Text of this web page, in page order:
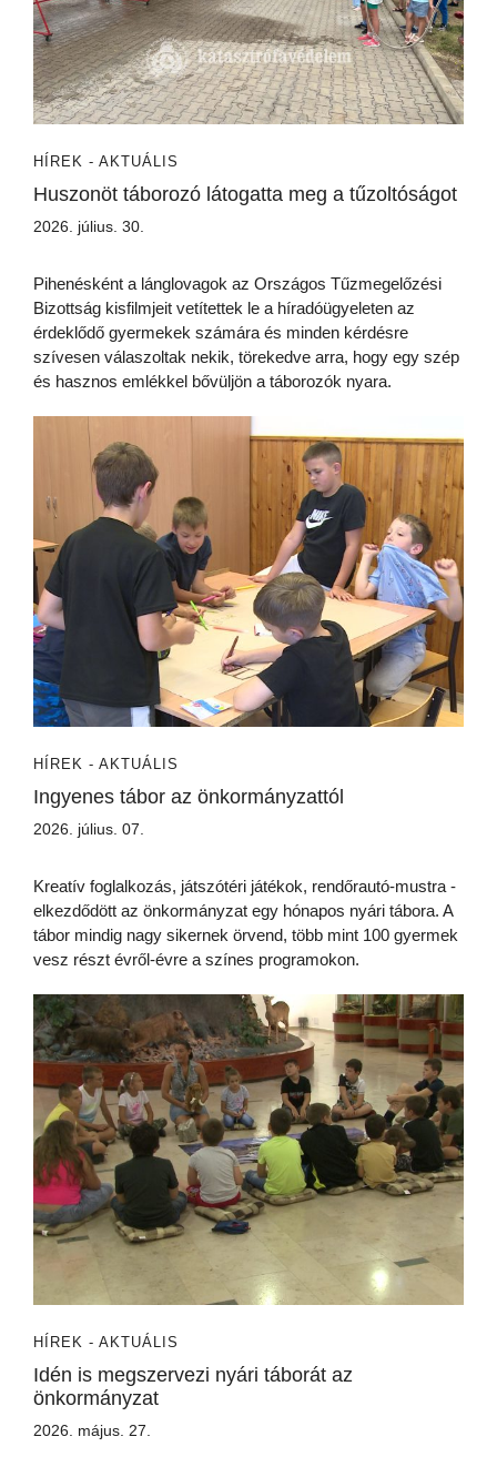
HÍREK - AKTUÁLIS
Huszonöt táborozó látogatta meg a tűzoltóságot
2026. július. 30.
Pihenésként a lánglovagok az Országos Tűzmegelőzési
Bizottság kisfilmjeit vetítettek le a híradóügyeleten az
érdeklődő gyermekek számára és minden kérdésre
szívesen válaszoltak nekik, törekedve arra, hogy egy szép
és hasznos emlékkel bővüljön a táborozók nyara.
HÍREK - AKTUÁLIS
Ingyenes tábor az önkormányzattól
2026. július. 07.
Kreatív foglalkozás, játszótéri játékok, rendőrautó-mustra -
elkezdődött az önkormányzat egy hónapos nyári tábora. A
tábor mindig nagy sikernek örvend, több mint 100 gyermek
vesz részt évről-évre a színes programokon.
HÍREK - AKTUÁLIS
Idén is megszervezi nyári táborát az
önkormányzat
2026. május. 27.